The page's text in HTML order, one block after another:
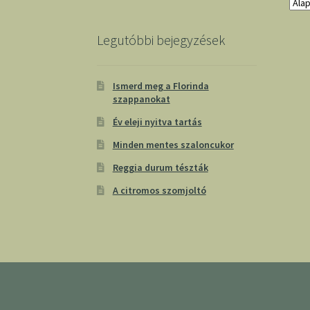
Legutóbbi bejegyzések
Ismerd meg a Florinda
szappanokat
Év eleji nyitva tartás
Minden mentes szaloncukor
Reggia durum tészták
A citromos szomjoltó